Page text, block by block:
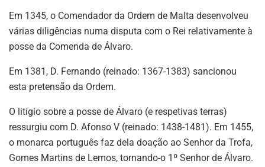
Em 1345, o Comendador da Ordem de Malta desenvolveu
várias diligências numa disputa com o Rei relativamente à
posse da Comenda de Álvaro.
Em 1381, D. Fernando (reinado: 1367-1383) sancionou
esta pretensão da Ordem.
O litígio sobre a posse de Álvaro (e respetivas terras)
ressurgiu com D. Afonso V (reinado: 1438-1481). Em 1455,
o monarca português faz dela doação ao Senhor da Trofa,
Gomes Martins de Lemos, tornando-o 1º Senhor de Álvaro.